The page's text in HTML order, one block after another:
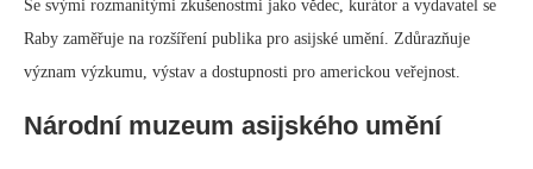
Se svými rozmanitými zkušenostmi jako vědec, kurátor a vydavatel se
Raby zaměřuje na rozšíření publika pro asijské umění. Zdůrazňuje
význam výzkumu, výstav a dostupnosti pro americkou veřejnost.
Národní muzeum asijského umění